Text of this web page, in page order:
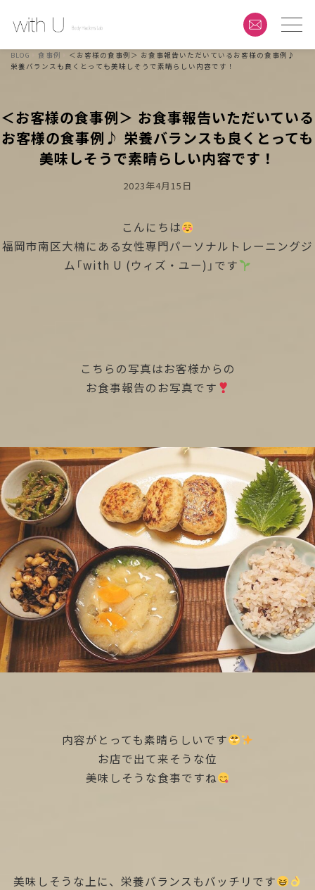
BLOG 食事例
＜お客様の食事例＞ お食事報告いただいているお客様の食事例♪
栄養バランスも良くとっても美味しそうで素晴らしい内容です！
＜お客様の食事例＞ お食事報告いただいている
お客様の食事例♪ 栄養バランスも良くとっても
美味しそうで素晴らしい内容です！
Posted
2023年4月15日
こんにちは
福岡市南区大楠にある女性専門パーソナルトレーニングジ
ム「with U (ウィズ・ユー)」です
こちらの写真はお客様からの
お食事報告のお写真です
内容がとっても素晴らしいです
お店で出て来そうな位
美味しそうな食事ですね
美味しそうな上に、栄養バランスもバッチリです